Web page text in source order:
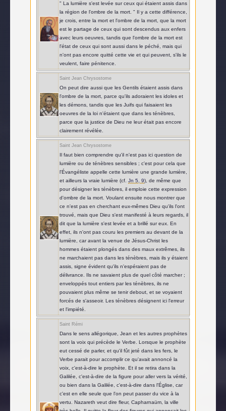
" La lumière s'est levée sur ceux qui étaient assis dans
la région de l'ombre de la mort. " Il y a cette différence,
je crois, entre la mort et l'ombre de la mort, que la mort
est le partage de ceux qui sont descendus aux enfers
avec leurs oeuvres, tandis que l'ombre de la mort est
l'état de ceux qui sont aussi dans le péché, mais qui
n'ont pas encore quitté cette vie et qui peuvent, s'ils le
veulent, faire pénitence.
Saint Jean Chrysostome
On peut dire aussi que les Gentils étaient assis dans
l'ombre de la mort, parce qu'ils adoraient les idoles et
les démons, tandis que les Juifs qui faisaient les
oeuvres de la loi n'étaient que dans les ténèbres,
parce que la justice de Dieu ne leur était pas encore
clairement révélée.
Saint Jean Chrysostome
Il faut bien comprendre qu'il n'est pas ici question de
lumière ou de ténèbres sensibles ; c'est pour cela que
l'Évangéliste appelle cette lumière une grande lumière,
et ailleurs la vraie lumière (cf. Jn 5, 9), de même que
pour désigner les ténèbres, il emploie cette expression
d'ombre de la mort. Voulant ensuite nous montrer que
ce n'est pas en cherchant eux-mêmes Dieu qu'ils l'ont
trouvé, mais que Dieu s'est manifesté à leurs regards, il
dit que la lumière s'est levée et a brillé sur eux. En
effet, ils n'ont pas couru les premiers au devant de la
lumière, car avant la venue de Jésus-Christ les
hommes étaient plongés dans des maux extrêmes, ils
ne marchaient pas dans les ténèbres, mais ils y étaient
assis, signe évident qu'ils n'espéraient pas de
délivrance. Ils ne savaient plus de quel côté marcher ;
enveloppés tout entiers par les ténèbres, ils ne
pouvaient plus même se tenir debout, et se voyaient
forcés de s'asseoir. Les ténèbres désignent ici l'erreur
et l'impiété.
Saint Rémi
Dans le sens allégorique, Jean et les autres prophètes
sont la voix qui précède le Verbe. Lorsque le prophète
eut cessé de parler, et qu'il fût jeté dans les fers, le
Verbe parait pour accomplir ce qu'avait annoncé la
voix, c'est-à-dire le prophète. Et il se retira dans la
Galilée, c'est-à-dire de la figure pour aller vers la vérité,
ou bien dans la Galilée, c'est-à-dire dans l'Église, car
c'est en elle seule que l'on peut passer du vice à la
vertu. Nazareth veut dire fleur, Capharnaüm, la ville